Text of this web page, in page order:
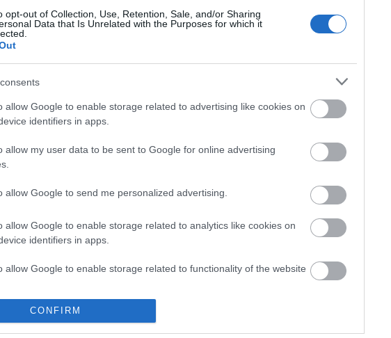
opt-out of Collection, Use, Retention, Sale, and/or Sharing
Data that Is Unrelated with the Purposes for which it
allow Google to enable storage related to advertising like cookies on
identifiers in apps.
allow my user data to be sent to Google for online advertising
allow Google to send me personalized advertising.
allow Google to enable storage related to analytics like cookies on
identifiers in apps.
allow Google to enable storage related to functionality of the website
allow Google to enable storage related to personalization.
CONFIRM
jazz-
és tánccal
A jövő évadra kilenc
Vígszínház